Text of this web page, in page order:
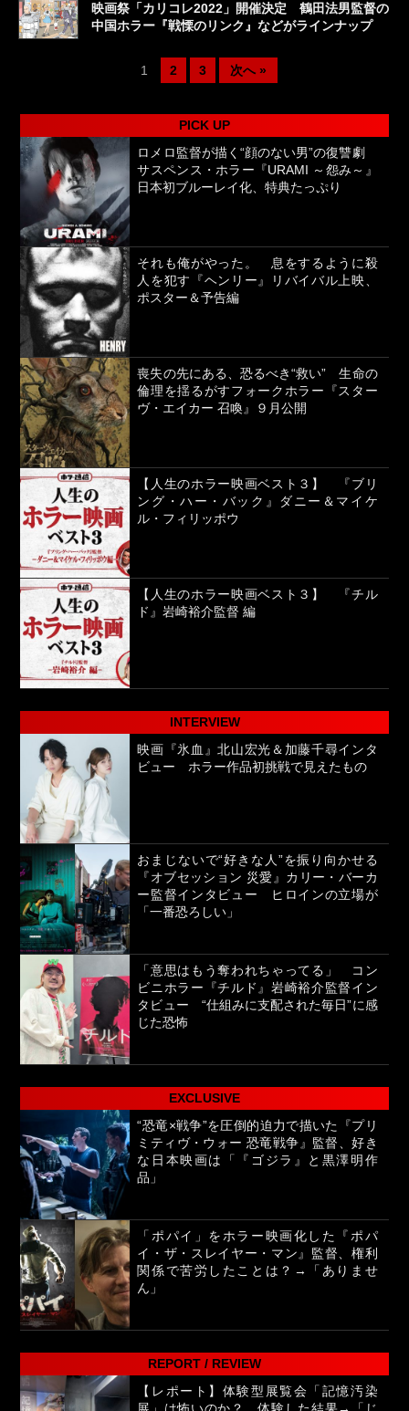
映画祭「カリコレ2022」開催決定 鶴田法男監督の
中国ホラー『戦慄のリンク』などがラインナップ
1 2 3 次へ »
PICK UP
ロメロ監督が描く“顔のない男”の復讐劇
サスペンス・ホラー『URAMI ～怨み～』
日本初ブルーレイ化、特典たっぷり
それも俺がやった。 息をするように殺
人を犯す『ヘンリー』リバイバル上映、
ポスター＆予告編
喪失の先にある、恐るべき“救い” 生命の
倫理を揺るがすフォークホラー『スター
ヴ・エイカー 召喚』９月公開
【人生のホラー映画ベスト３】 『ブリ
ング・ハー・バック』ダニー＆マイケ
ル・フィリッポウ
【人生のホラー映画ベスト３】 『チル
ド』岩崎裕介監督 編
INTERVIEW
映画『氷血』北山宏光＆加藤千尋インタ
ビュー ホラー作品初挑戦で見えたもの
おまじないで“好きな人”を振り向かせる
『オブセッション 災愛』カリー・バーカ
ー監督インタビュー ヒロインの立場が
「一番恐ろしい」
「意思はもう奪われちゃってる」 コン
ビニホラー『チルド』岩崎裕介監督イン
タビュー “仕組みに支配された毎日”に感
じた恐怖
EXCLUSIVE
“恐竜×戦争”を圧倒的迫力で描いた『プリ
ミティヴ・ウォー 恐竜戦争』監督、好き
な日本映画は「『ゴジラ』と黒澤明作
品」
「ポパイ」をホラー映画化した『ポパ
イ・ザ・スレイヤー・マン』監督、権利
関係で苦労したことは？→「ありませ
ん」
REPORT / REVIEW
【レポート】体験型展覧会「記憶汚染